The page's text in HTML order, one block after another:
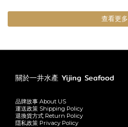
查看更多
關於一井水產 Yijing Seafood
品牌故事 About US
運送政策 Shipping Policy
退換貨方式 Return Policy
隱私政策 Privacy Policy